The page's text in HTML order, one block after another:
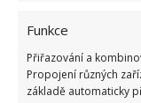
Funkce
Přiřazování a
Propojení různých
základě automaticky
Různobarevné
kobereček,
kelímky a